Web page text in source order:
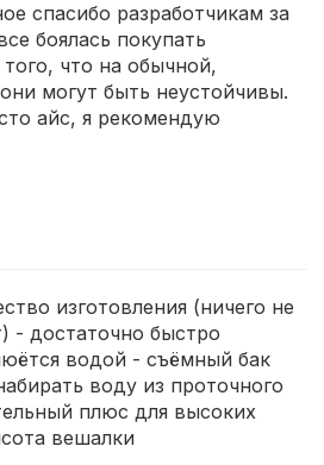
спасибо разработчикам за
боялась покупать
что на обычной,
могут быть неустойчивы.
айс, я рекомендую
изготовления (ничего не
- достаточно быстро
водой - съёмный бак
воду из проточного
плюс для высоких
вешалки